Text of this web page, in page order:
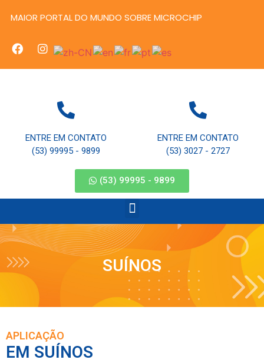
MAIOR PORTAL DO MUNDO SOBRE MICROCHIP
ENTRE EM CONTATO
(53) 99995 - 9899
ENTRE EM CONTATO
(53) 3027 - 2727
(53) 99995 - 9899
SUÍNOS
APLICAÇÃO
EM SUÍNOS